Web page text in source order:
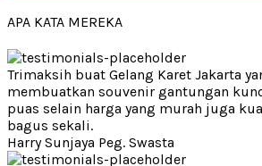
APA KATA MEREKA
Trimaksih buat Gelang Karet Jakarta
membuatkan souvenir gantungan
puas selain harga yang murah juga
bagus sekali.
Harry Sunjaya Peg. Swasta